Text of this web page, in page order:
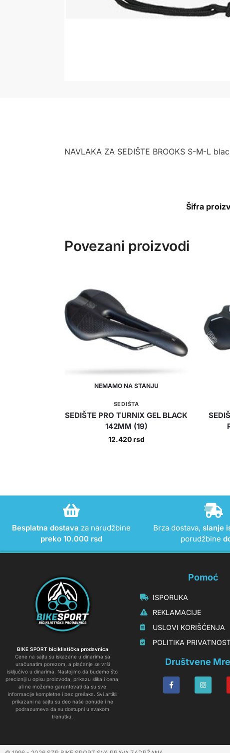
NAVLAKA ZA SEDIŠTE BROOKS S-M-L
Šifra
Povezani proizvodi
NEMAMO NA STANJU
SEDIŠTA
SEDIŠTE PRO TURNIX GEL BLACK
142MM (19)
12.420rsd
Besplatna dostava za narudžbine
preko 10.000 rsd
Brza dostava, slanje
porudžbine
BIKE SPORT biciklistička prodavnica
Cene na sajtu su iskazane u dinarima sa
uračunatim porezom, a plaćanje se vrši
isključivo u dinarima. Nastojimo da budemo što
precizniji u opisu proizvoda, prikazu slika i cena,
ali ne možemo garantovati da su sve
informacije kompletne i bez grešaka. Svi artikli
prikazani na sajtu su deo naše ponude i ne
podrazumeva da su dostupni u svakom
trenutku.
Pomoć
‏‏‎‏‏‎ ‎ISPORUKA
‏‏‏‏‎ ‎‎‎‎‎‎REKLAMACIJE‎‎‎
‏‏‎‏‏‎ ‎‎USLOVI KORIŠĆENJA
‎‎POLITIKA
Društvene